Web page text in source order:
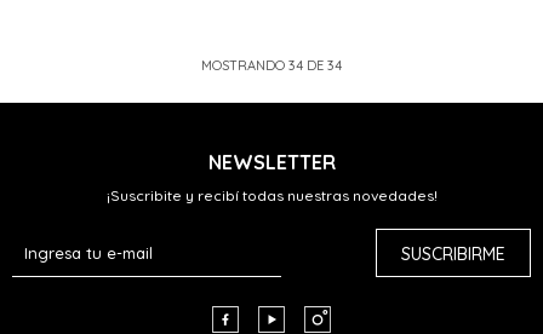
MOSTRANDO 34 DE 34
NEWSLETTER
¡Suscribite y recibí todas nuestras novedades!
SUSCRIBIRME
  